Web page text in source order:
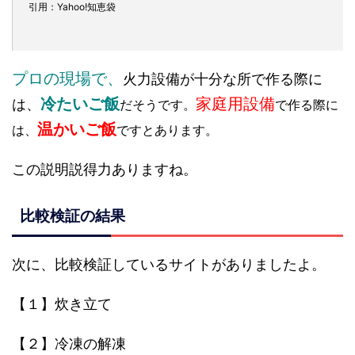
引用：Yahoo!知恵袋
プロの現場で、
火力設備が十分な所で作る際に
は、 冷たいご飯だそうです。 家庭用設備で作る際に
は、 温かいご飯ですとあります。
この説明説得力ありますね。
比較検証の結果
次に、比較検証しているサイトがありましたよ。
【１】炊き立て
【２】冷凍の解凍